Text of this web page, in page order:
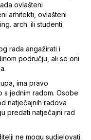
ovlašteni
arhitekti, ovlašteni
arch. ili studenti
rada angažirati i
području, ali se oni
ima pravo
s jednim radom. Osobe
natječajnih radova
predati natječajni rad
ne mogu sudjelovati